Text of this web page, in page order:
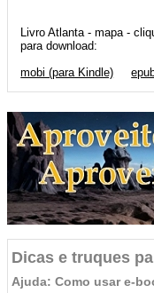
Livro Atlanta - mapa -
para download:
mobi (para Kindle)
Dicas e truques
Ajuda: Como usar e-